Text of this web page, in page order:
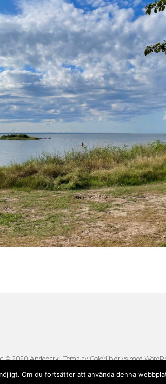
© 2020 Andebark | Tema avColorlibdrivs med
Om du fortsätter att använda denna